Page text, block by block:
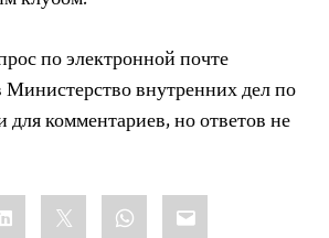
по электронной почте
внутренних дел по
комментариев, но ответов не
WhatsApp
Email